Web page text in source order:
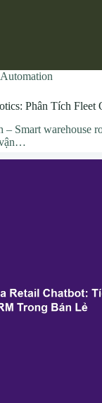
Phân Tích Fleet
Smart warehouse
vận…